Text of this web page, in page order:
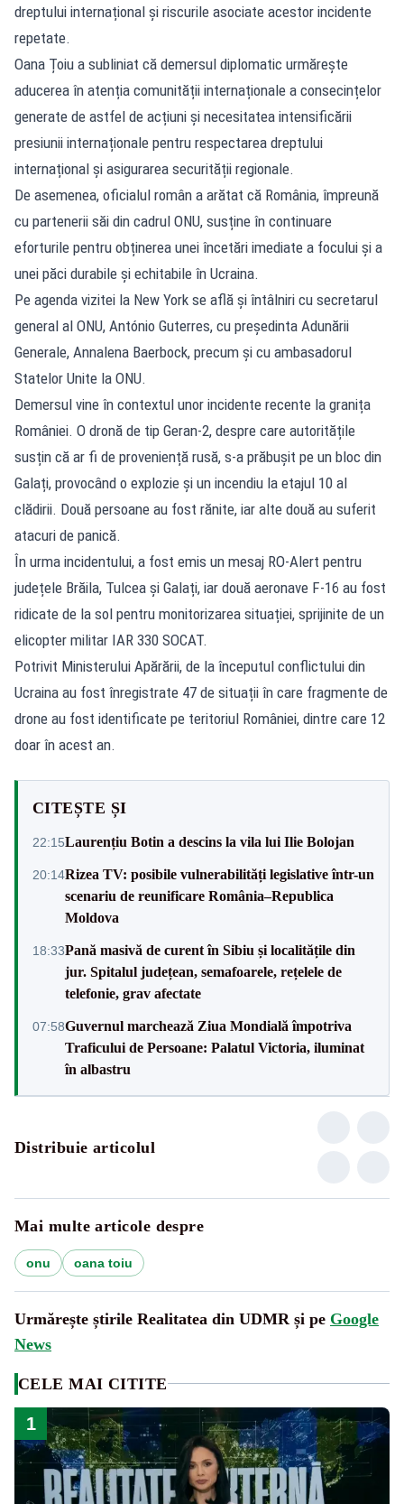
dreptului internațional și riscurile asociate acestor incidente
repetate.
Oana Țoiu a subliniat că demersul diplomatic urmărește
aducerea în atenția comunității internaționale a consecințelor
generate de astfel de acțiuni și necesitatea intensificării
presiunii internaționale pentru respectarea dreptului
internațional și asigurarea securității regionale.
De asemenea, oficialul român a arătat că România, împreună
cu partenerii săi din cadrul ONU, susține în continuare
eforturile pentru obținerea unei încetări imediate a focului și a
unei păci durabile și echitabile în Ucraina.
Pe agenda vizitei la New York se află și întâlniri cu secretarul
general al ONU, António Guterres, cu președinta Adunării
Generale, Annalena Baerbock, precum și cu ambasadorul
Statelor Unite la ONU.
Demersul vine în contextul unor incidente recente la granița
României. O dronă de tip Geran-2, despre care autoritățile
susțin că ar fi de proveniență rusă, s-a prăbușit pe un bloc din
Galați, provocând o explozie și un incendiu la etajul 10 al
clădirii. Două persoane au fost rănite, iar alte două au suferit
atacuri de panică.
În urma incidentului, a fost emis un mesaj RO-Alert pentru
județele Brăila, Tulcea și Galați, iar două aeronave F-16 au fost
ridicate de la sol pentru monitorizarea situației, sprijinite de un
elicopter militar IAR 330 SOCAT.
Potrivit Ministerului Apărării, de la începutul conflictului din
Ucraina au fost înregistrate 47 de situații în care fragmente de
drone au fost identificate pe teritoriul României, dintre care 12
doar în acest an.
CITEȘTE ȘI
22:15Laurențiu Botin a descins la vila lui Ilie Bolojan
20:14Rizea TV: posibile vulnerabilități legislative într-un
scenariu de reunificare România–Republica
Moldova
18:33Pană masivă de curent în Sibiu și localitățile din
jur. Spitalul județean, semafoarele, rețelele de
telefonie, grav afectate
07:58Guvernul marchează Ziua Mondială împotriva
Traficului de Persoane: Palatul Victoria, iluminat
în albastru
Distribuie articolul
Mai multe articole despre
onu oana toiu
Urmărește știrile Realitatea din UDMR și pe Google
News
CELE MAI CITITE
1